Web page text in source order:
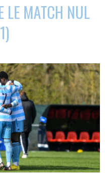
LE MATCH NUL